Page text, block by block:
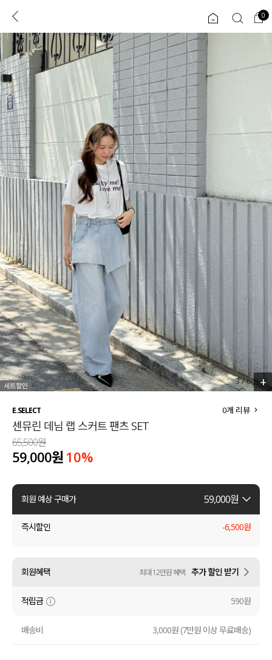
로그인 0
TW
콘텐츠 리뷰 & 혜택 플러스핏
CATEGORY COMMUNITY
도착보장⚡
인플루언서 pick!
신상 5%
베스트
MADE
세트할인 ~30%
하객룩
살안타템
110사이즈
티셔츠
팬츠
셔츠
원피스
수영복
아우터
ALL
익스클루시브
아우터
티셔츠
블라우스
원피스
팬츠
스커트
언더웨어
0
4/6 +
E.SELECT
센뮤린 데님 랩 스커트 팬츠 SET
0개 리뷰
65,500원
59,000원 10%
회원 예상 구매가 59,000원
즉시할인 -6,500원
회원혜택 최대 12만원 혜택 추가 할인 받기
적립금 590원
배송비 3,000원 (7만원 이상 무료배송)